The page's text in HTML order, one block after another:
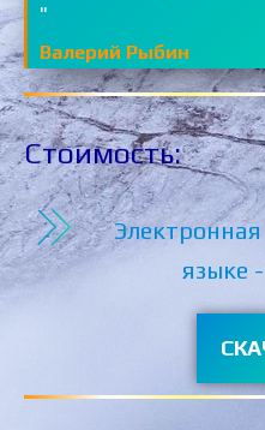
"
Валерий Рыбин
Стоимость:
языке -